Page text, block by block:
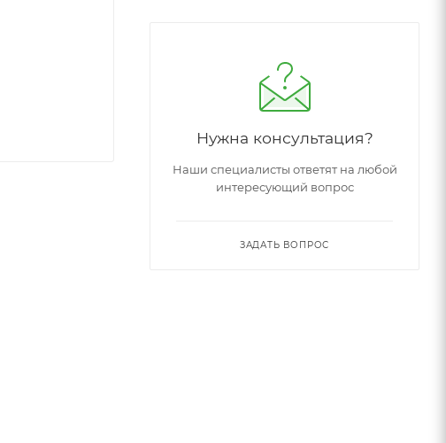
Нужна консультация?
Наши специалисты ответят на любой
интересующий вопрос
ЗАДАТЬ ВОПРОС